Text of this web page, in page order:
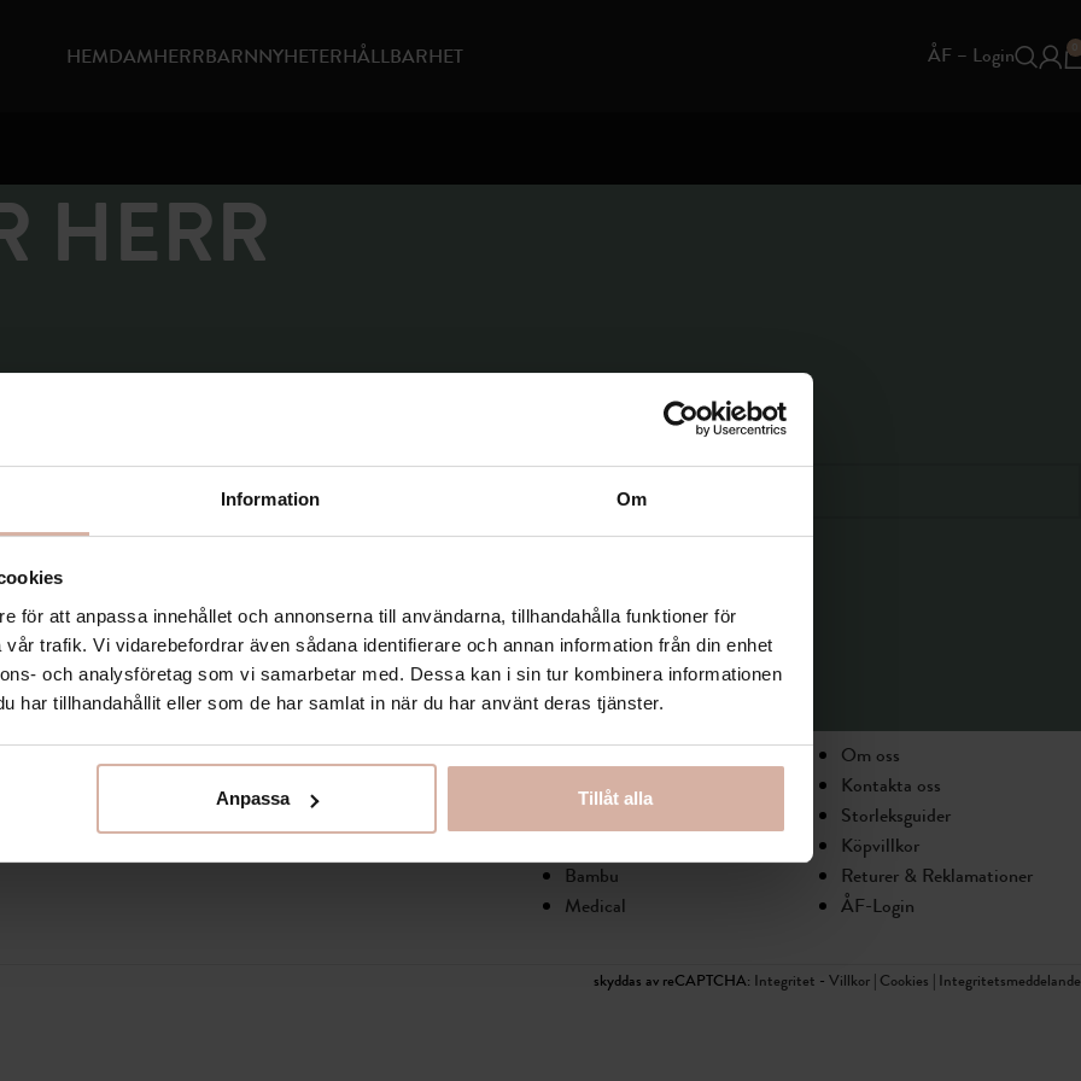
Information Om
för att anpassa innehållet och annonserna till användarna, tillhandahålla funktioner för
trafik. Vi vidarebefordrar även sådana identifierare och annan information från din enhet
och analysföretag som vi samarbetar med. Dessa kan i sin tur kombinera informationen
har tillhandahållit eller som de har samlat in när du har använt deras tjänster.
Anpassa Tillåt alla
HEMDAMHERRBARNNYHETERHÅLLBARHET ÅF – Login 0
HERR
POSTADRESS
511 22 Kinna
GATUADRESS
Hedevägen 12, Kinna
Nyheter
Dam
Bambu
Medical
Om oss
Kontakta oss
Storleksguider
Köpvillkor
Returer & Reklamationer
ÅF-Login
skyddas av reCAPTCHA: Integritet - Villkor | Cookies | Integritetsmeddelande